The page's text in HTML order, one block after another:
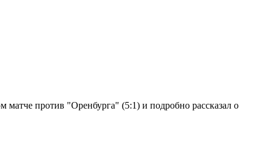
матче против "Оренбурга" (5:1) и подробно рассказал о